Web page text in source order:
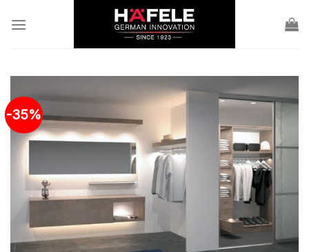
-35%